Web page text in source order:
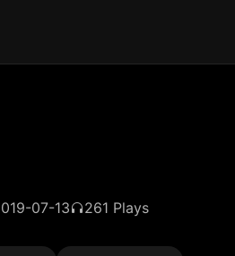
07-13 261 Plays